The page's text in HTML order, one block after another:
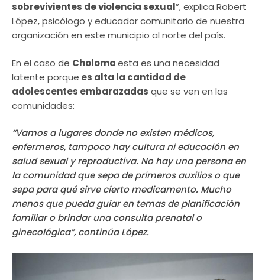
sobrevivientes de violencia sexual”, explica Robert
López, psicólogo y educador comunitario de nuestra
organización en este municipio al norte del país.
En el caso de Cholomaesta es una necesidad
latente porque es alta la cantidad de
adolescentes embarazadas que se ven en las
comunidades:
“Vamos a lugares donde no existen médicos,
enfermeros, tampoco hay cultura ni educación en
salud sexual y reproductiva. No hay una persona en
la comunidad que sepa de primeros auxilios o que
sepa para qué sirve cierto medicamento. Mucho
menos que pueda guiar en temas de planificación
familiar o brindar una consulta prenatal o
ginecológica”, continúa López.